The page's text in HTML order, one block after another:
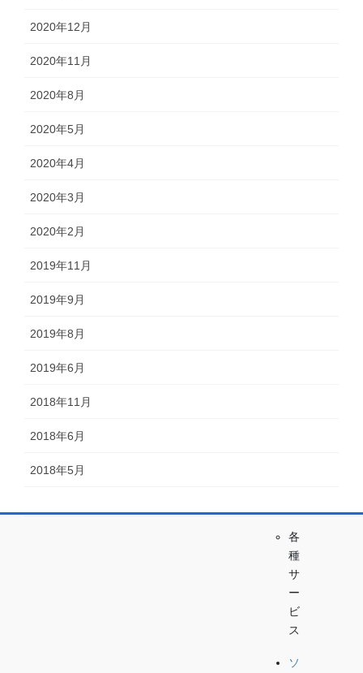
2020年12月
2020年11月
2020年8月
2020年5月
2020年4月
2020年3月
2020年2月
2019年11月
2019年9月
2019年8月
2019年6月
2018年11月
2018年6月
2018年5月
各
種
サ
ー
ビ
ス
ソ